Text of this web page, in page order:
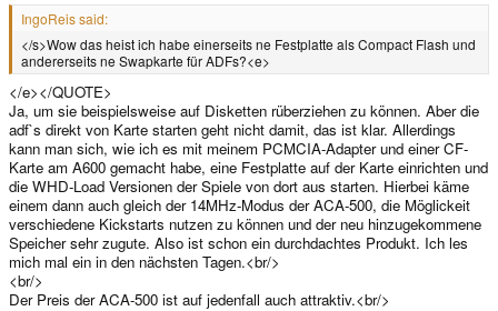
IngoReis said:
</s>Wow das heist ich habe einerseits ne Festplatte als Compact Flash und
andererseits ne Swapkarte für ADFs?<e>
</e></QUOTE>
Ja, um sie beispielsweise auf Disketten rüberziehen zu können. Aber die
adf`s direkt von Karte starten geht nicht damit, das ist klar. Allerdings
kann man sich, wie ich es mit meinem PCMCIA-Adapter und einer CF-
Karte am A600 gemacht habe, eine Festplatte auf der Karte einrichten und
die WHD-Load Versionen der Spiele von dort aus starten. Hierbei käme
einem dann auch gleich der 14MHz-Modus der ACA-500, die Möglickeit
verschiedene Kickstarts nutzen zu können und der neu hinzugekommene
Speicher sehr zugute. Also ist schon ein durchdachtes Produkt. Ich les
mich mal ein in den nächsten Tagen.<br/>
<br/>
Der Preis der ACA-500 ist auf jedenfall auch attraktiv.<br/>